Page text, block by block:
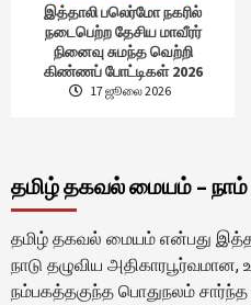
இத்தாலி பலெர்மோ நகரில்
நடைபெற்ற தேசிய மாவீரர்
நினைவு சுமந்த வெற்றி
கிண்ணப் போட்டிகள் 2026
17 ஜூலை 2026
தமிழ் தகவல் மையம் – நாம்
தமிழ் தகவல் மையம் என்பது
நாடு தழுவிய
நம்பகத்தகுந்த பொதுநலம்